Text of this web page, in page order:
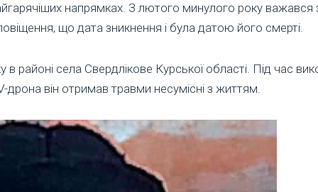
напрямках. З лютого минулого року важався
що дата зникнення і була датою його смерті.
в районі села Свердлікове Курської області. Під час
дрона він отримав травми несумісні з життям.